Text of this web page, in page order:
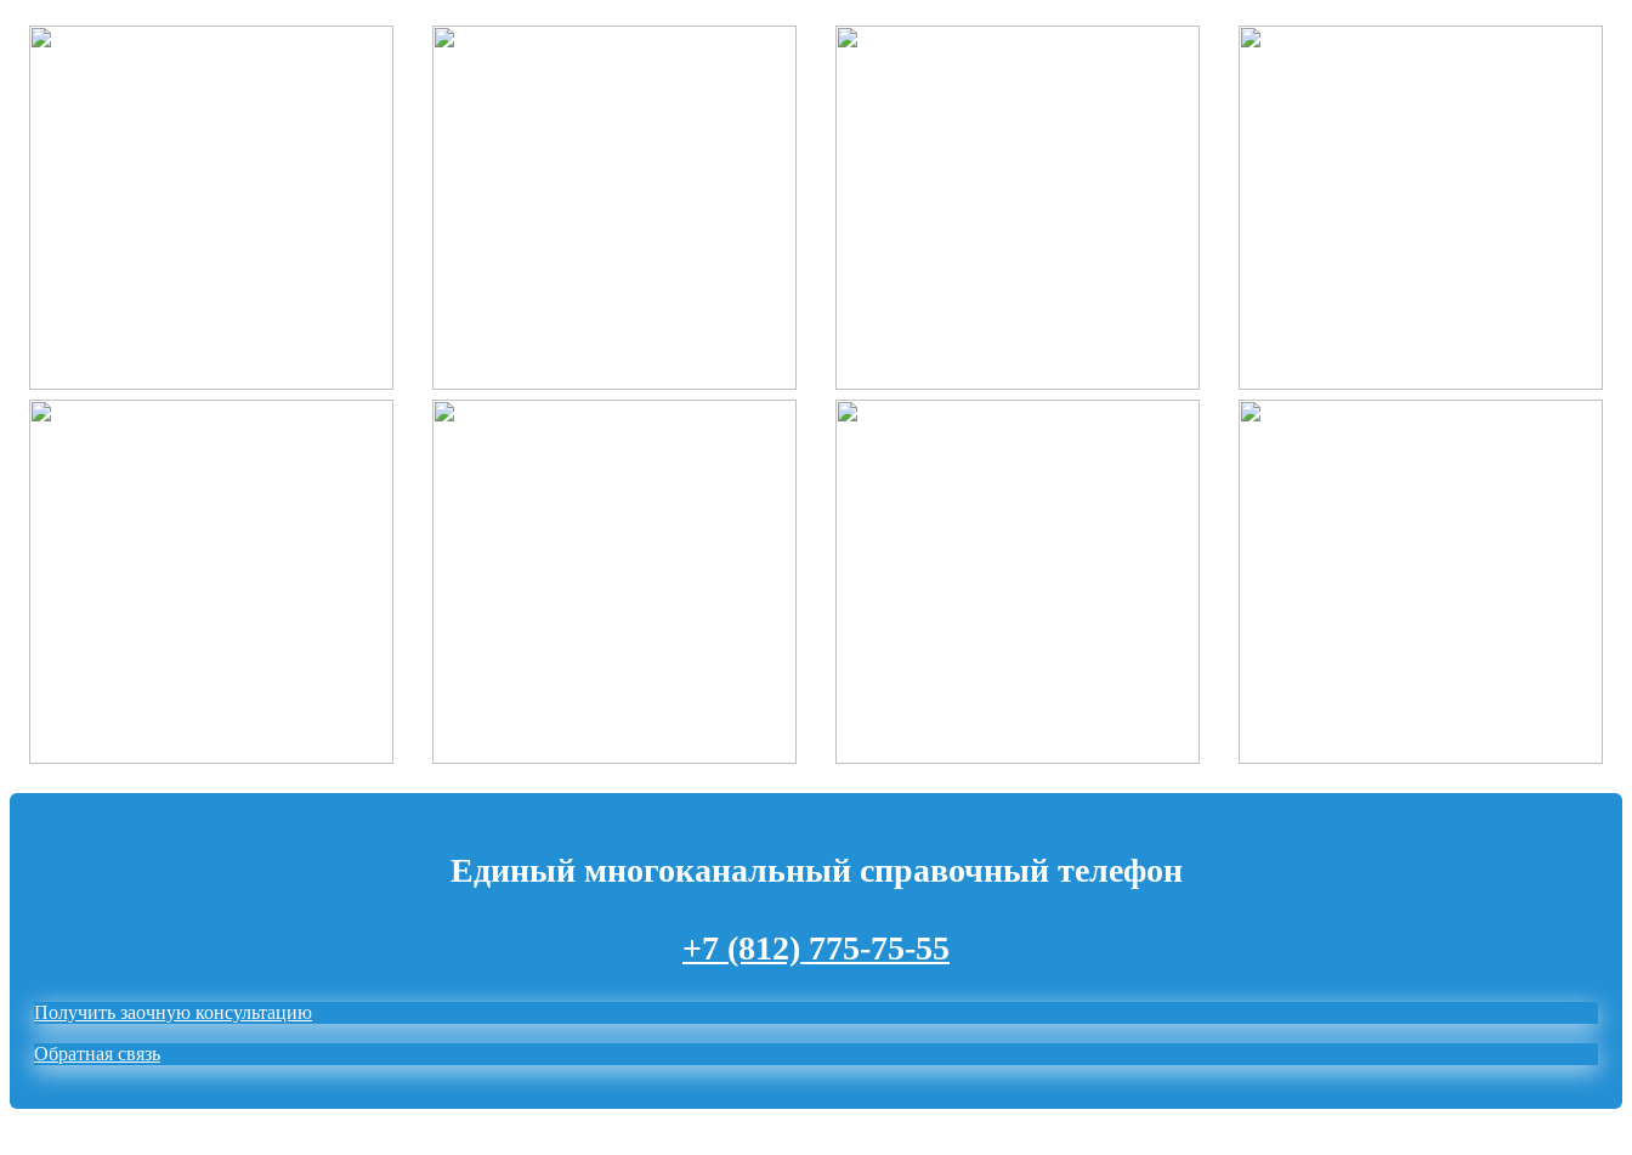
Единый многоканальный справочный телефон
+7 (812) 775-75-55
Получить заочную консультацию
Обратная связь